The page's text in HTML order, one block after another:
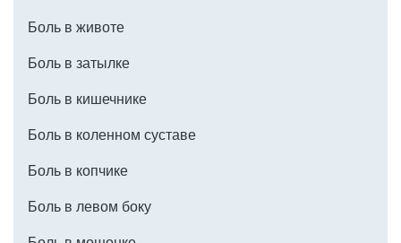
Боль в животе
Боль в затылке
Боль в кишечнике
Боль в коленном суставе
Боль в копчике
Боль в левом боку